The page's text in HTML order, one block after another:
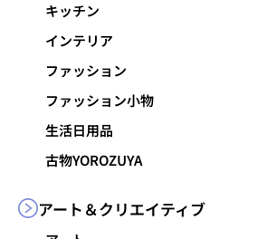
キッチン
インテリア
ファッション
ファッション小物
生活日用品
古物YOROZUYA
アート＆クリエイティブ